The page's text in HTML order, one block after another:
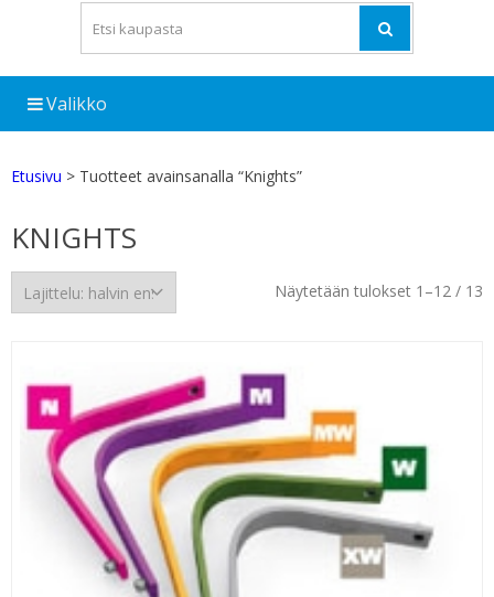
Valikko
Etusivu > Tuotteet avainsanalla “Knights”
KNIGHTS
Näytetään tulokset 1–12 / 13